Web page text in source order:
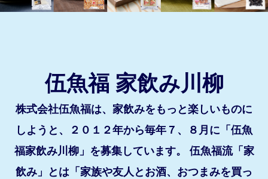
伍魚福 家飲み川柳
株式会社伍魚福は、家飲みをもっと楽しいものに
しようと、２０１２年から毎年７、８月に「伍魚
福家飲み川柳」を募集しています。 伍魚福流「家
飲み」とは「家族や友人とお酒、おつまみを買っ